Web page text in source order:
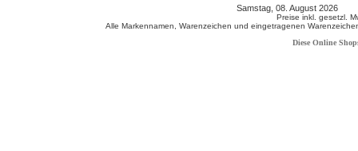
Samstag, 08. August 2026
Preise inkl. gesetzl.
Alle Markennamen, Warenzeichen und eingetragenen
Diese Online